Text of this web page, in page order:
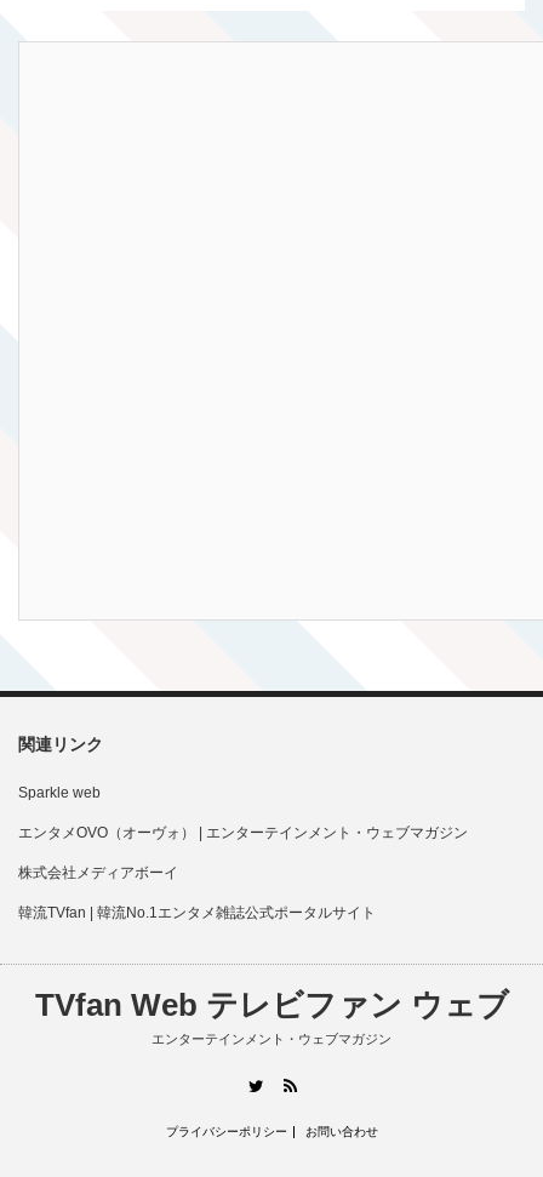
関連リンク
Sparkle web
エンタメOVO（オーヴォ） | エンターテインメント・ウェブマガジン
株式会社メディアボーイ
韓流TVfan | 韓流No.1エンタメ雑誌公式ポータルサイト
TVfan Web テレビファン ウェブ
エンターテインメント・ウェブマガジン
Twitter
プライバシーポリシー お問い合わせ